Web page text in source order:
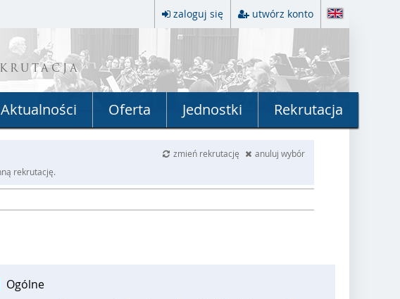
zaloguj się utwórz konto
Aktualności Oferta Jednostki Rekrutacja
zmień rekrutację
anuluj wybór
rekrutację.
Ogólne